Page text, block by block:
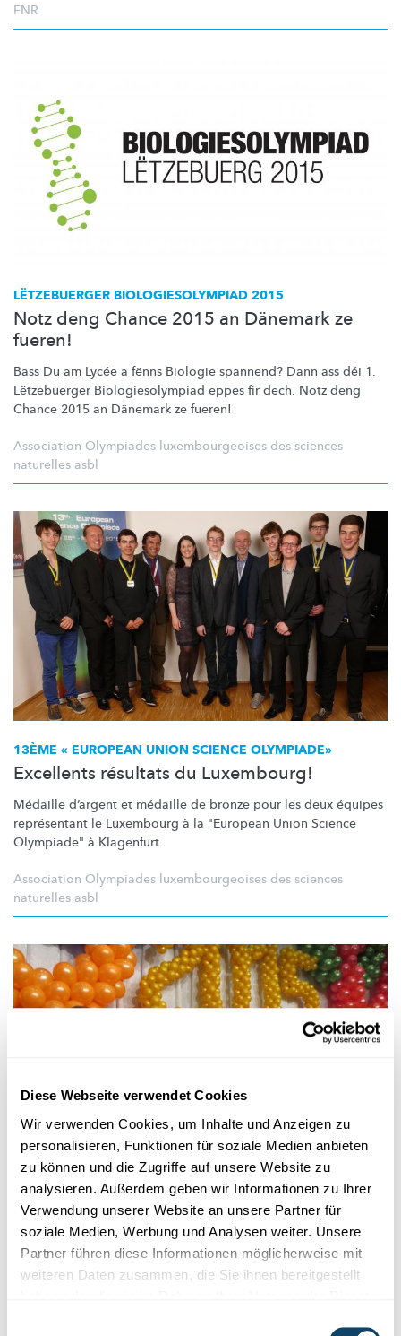
Diese Webseite verwendet Cookies
Wir verwenden Cookies, um Inhalte und Anzeigen zu
personalisieren, Funktionen für soziale Medien anbieten
zu können und die Zugriffe auf unsere Website zu
analysieren. Außerdem geben wir Informationen zu Ihrer
Verwendung unserer Website an unsere Partner für
soziale Medien, Werbung und Analysen weiter. Unsere
Partner führen diese Informationen möglicherweise mit
weiteren Daten zusammen, die Sie ihnen bereitgestellt
FNR
LËTZEBUERGER BIOLOGIESOLYMPIAD 2015
Notz deng Chance 2015 an Dänemark ze
fueren!
Bass Du am Lycée a fënns Biologie spannend? Dann ass déi 1.
Lëtzebuerger Biologiesolympiad eppes fir dech. Notz deng
Chance 2015 an Dänemark ze fueren!
Association Olympiades luxembourgeoises des sciences
naturelles asbl
13ÈME « EUROPEAN UNION SCIENCE OLYMPIADE»
Excellents résultats du Luxembourg!
Médaille d’argent et médaille de bronze pour les deux équipes
représentant le Luxembourg à la "European Union Science
Olympiade" à Klagenfurt.
Association Olympiades luxembourgeoises des sciences
naturelles asbl
EUROPEAN GIRLS’ MATHEMATICAL OLYMPIAD
Médaille de bronze pour le Luxembourg
Une élève du Lycée Robert Schuman a gagné une médaille de
bronze à l’Olympiade européenne demathématiquespour les
filles 2015.